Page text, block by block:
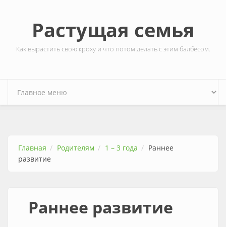
Растущая семья
Как вырастить свою кроху и что потом делать с этим балбесом.
Главная Родителям 1 – 3 года
Раннее
развитие
Раннее развитие